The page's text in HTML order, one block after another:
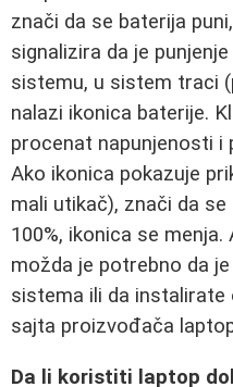
znači da se baterija
signalizira da je
sistemu, u sistem traci
nalazi ikonica baterije.
procenat napunjenosti i
Ako ikonica pokazuje
mali utikač), znači da
100%, ikonica se
možda je potrebno da
sistema ili da instalirate
sajta proizvođača
Da li koristiti laptop